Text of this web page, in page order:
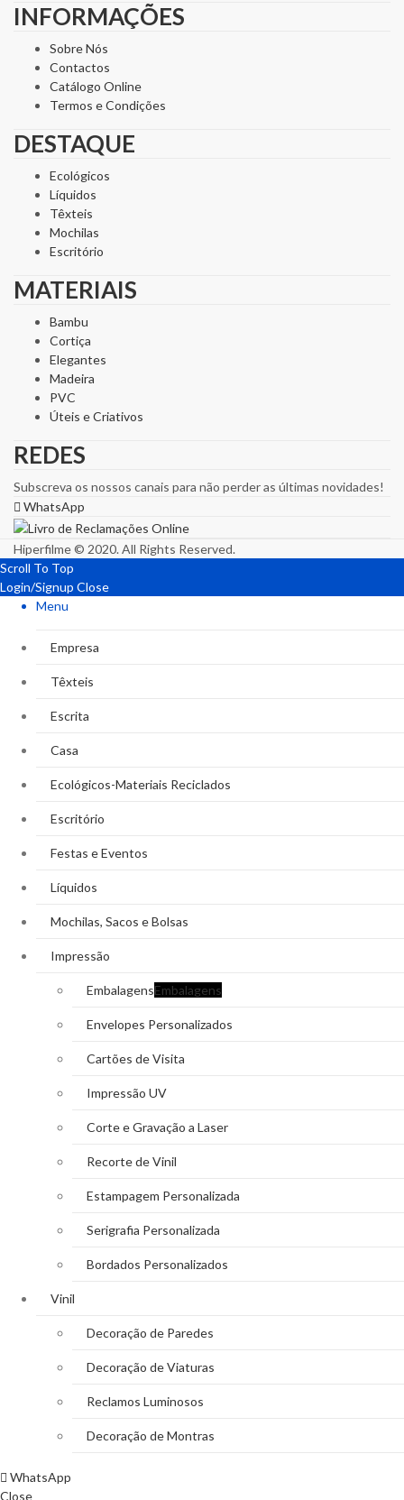
INFORMAÇÕES
Sobre Nós
Contactos
Catálogo Online
Termos e Condições
DESTAQUE
Ecológicos
Líquidos
Têxteis
Mochilas
Escritório
MATERIAIS
Bambu
Cortiça
Elegantes
Madeira
PVC
Úteis e Criativos
REDES
Subscreva os nossos canais para não perder as últimas novidades!
WhatsApp
Hiperfilme © 2020. All Rights Reserved.
Scroll To Top
Login/Signup Close
Menu
Empresa
Têxteis
Escrita
Casa
Ecológicos-Materiais Reciclados
Escritório
Festas e Eventos
Líquidos
Mochilas, Sacos e Bolsas
Impressão
EmbalagensEmbalagens
Envelopes Personalizados
Cartões de Visita
Impressão UV
Corte e Gravação a Laser
Recorte de Vinil
Estampagem Personalizada
Serigrafia Personalizada
Bordados Personalizados
Vinil
Decoração de Paredes
Decoração de Viaturas
Reclamos Luminosos
Decoração de Montras
WhatsApp
Close